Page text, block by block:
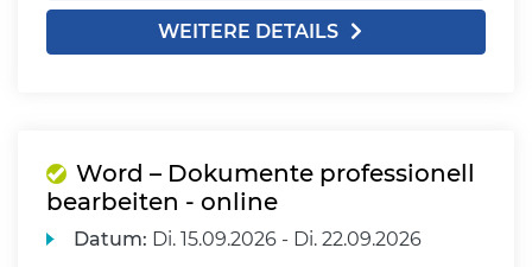
WEITERE DETAILS
Word – Dokumente professionell
bearbeiten - online
Datum: Di. 15.09.2026 - Di. 22.09.2026